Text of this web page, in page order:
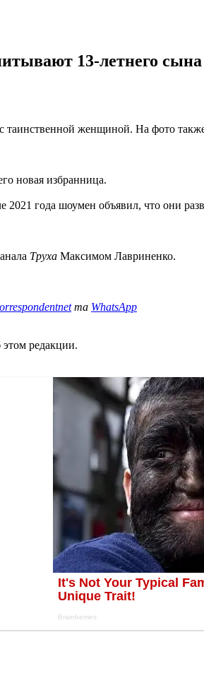
13-летнего сына
таинственной женщиной. На фото
новая избранница.
года шоумен объявил, что они
Труха Максимом Лавриненко.
та WhatsApp
редакции.